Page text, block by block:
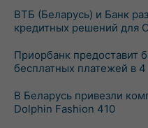
ВТБ (Беларусь) и Банк
кредитных решений для
Приорбанк предоставит
бесплатных платежей в 4
В Беларусь привезли
Dolphin Fashion 410